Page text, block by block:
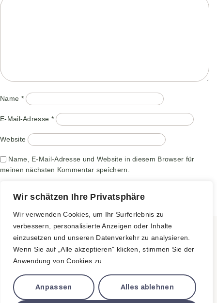
Wir schätzen Ihre Privatsphäre
Wir verwenden Cookies, um Ihr Surferlebnis zu
verbessern, personalisierte Anzeigen oder Inhalte
einzusetzen und unseren Datenverkehr zu analysieren.
Wenn Sie auf „Alle akzeptieren" klicken, stimmen Sie der
Anwendung von Cookies zu.
Anpassen Alles ablehnen
Name *
E-Mail-Adresse *
Website
Name, E-Mail-Adresse und Website in diesem Browser für
meinen nächsten Kommentar speichern.
Für dein Wohlbefinden.
Impressum Datenschutz